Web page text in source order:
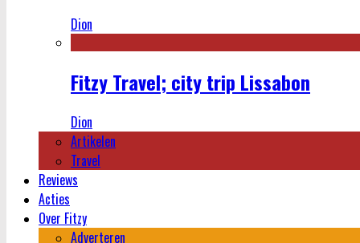
Dion
Fitzy Travel; city trip Lissabon
Dion
Artikelen
Travel
Reviews
Acties
Over Fitzy
Adverteren